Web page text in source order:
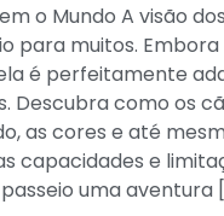
o Mundo A visão
para muitos. Embora
é perfeitamente
Descubra como os
as cores e até
capacidades e
uma aventura